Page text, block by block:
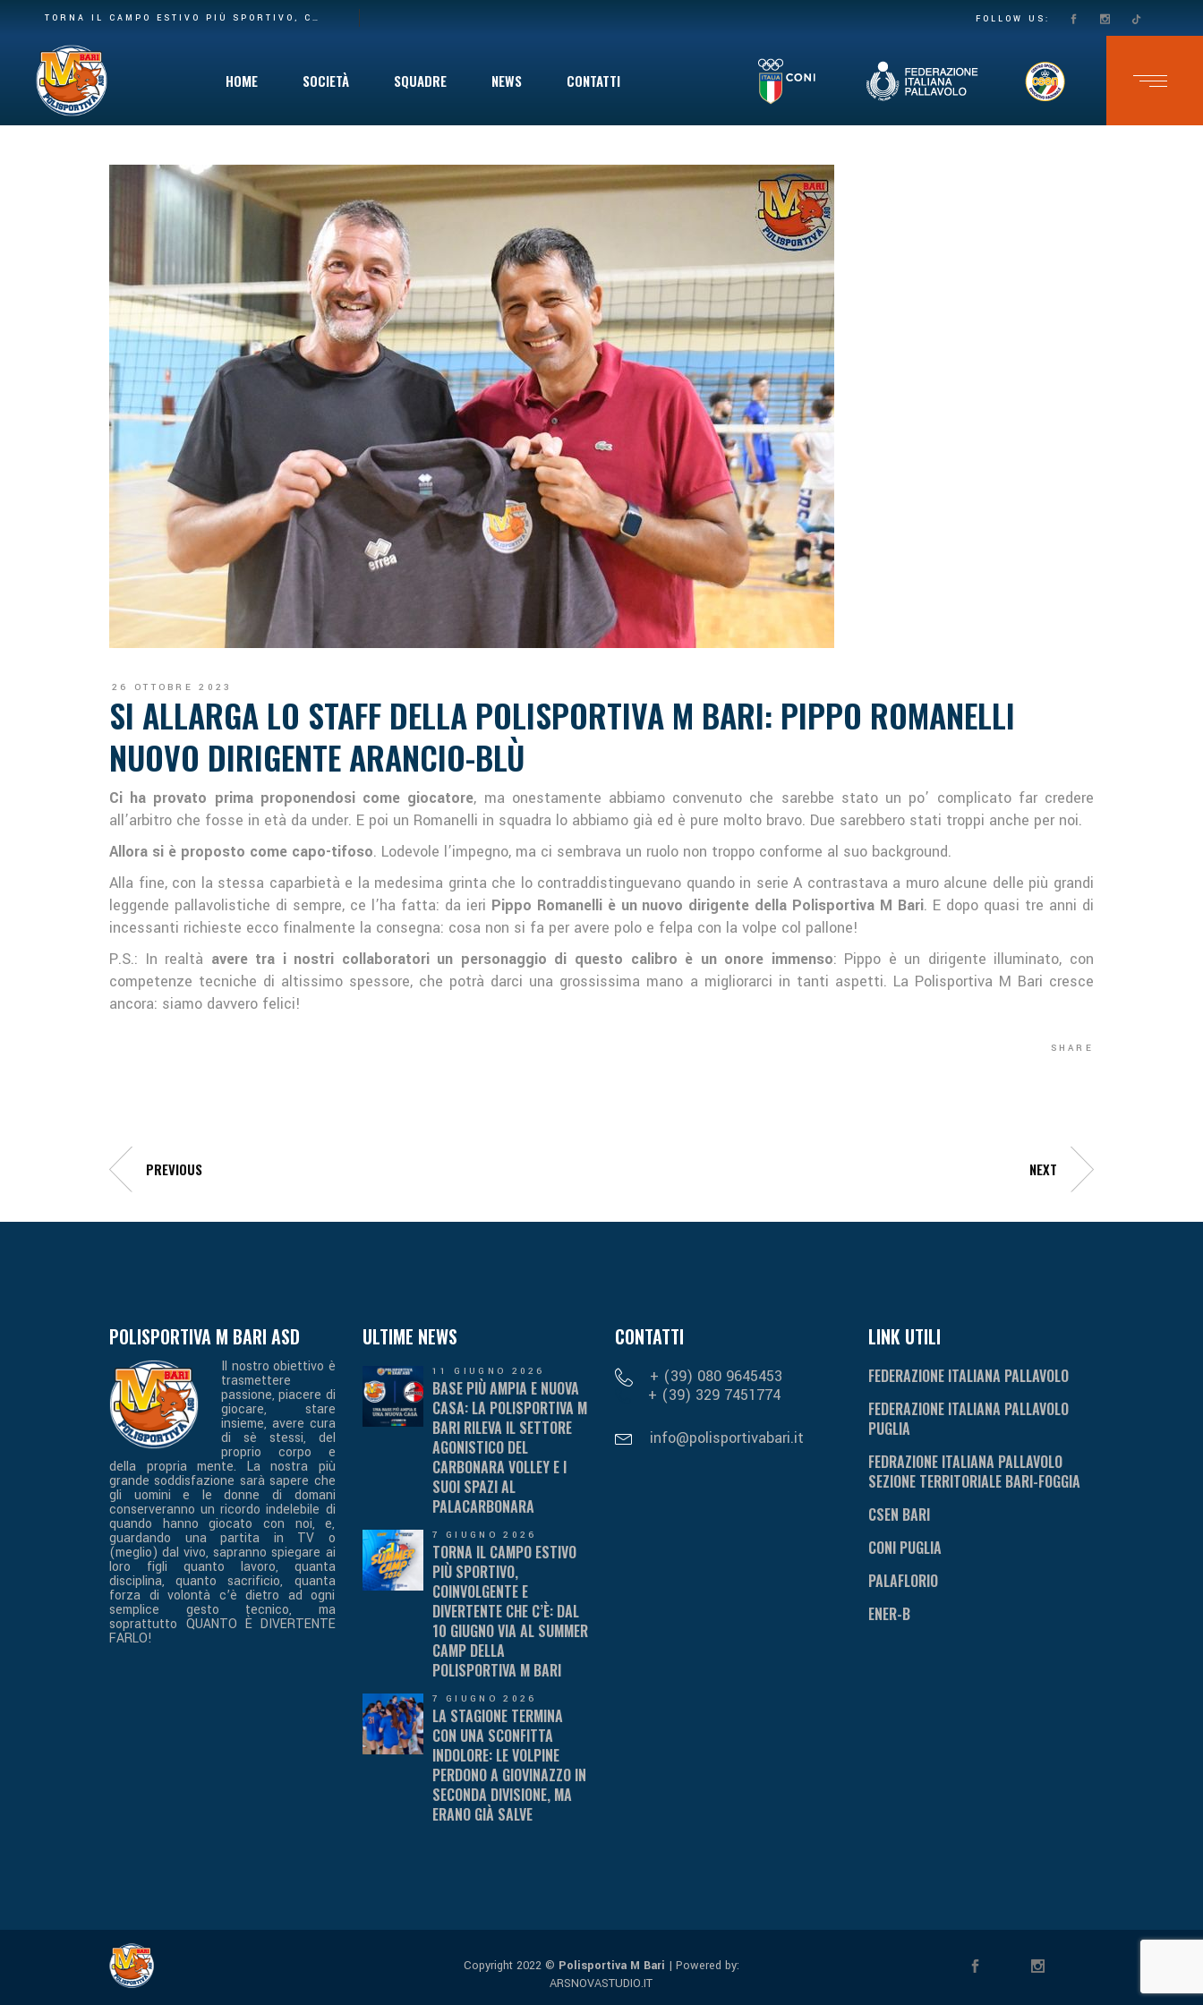
TORNA IL CAMPO ESTIVO PIÙ SPORTIVO, COINVOLGENTE E DIVERTENTE CHE C’È: DAL 10 GIUGNO VIA AL SUMMER CAMP DELLA POLISPORTIVA M BARI FOLLOW US:
HOME SOCIETÀ
Storia
Mission
Safeguarding
Cinque per Mille
Privacy Policy
SQUADRE NEWS CONTATTI
26 OTTOBRE 2023
SI ALLARGA LO STAFF DELLA POLISPORTIVA M BARI: PIPPO ROMANELLI
NUOVO DIRIGENTE ARANCIO-BLÙ
Ci ha provato prima proponendosi come giocatore, ma onestamente abbiamo convenuto che sarebbe stato un po’ complicato far credere
all’arbitro che fosse in età da under. E poi un Romanelli in squadra lo abbiamo già ed è pure molto bravo. Due sarebbero stati troppi anche per noi.
Allora si è proposto come capo-tifoso. Lodevole l’impegno, ma ci sembrava un ruolo non troppo conforme al suo background.
Alla fine, con la stessa caparbietà e la medesima grinta che lo contraddistinguevano quando in serie A contrastava a muro alcune delle più grandi
leggende pallavolistiche di sempre, ce l’ha fatta: da ieri Pippo Romanelli è un nuovo dirigente della Polisportiva M Bari. E dopo quasi tre anni di
incessanti richieste ecco finalmente la consegna: cosa non si fa per avere polo e felpa con la volpe col pallone!
P.S.: In realtà avere tra i nostri collaboratori un personaggio di questo calibro è un onore immenso: Pippo è un dirigente illuminato, con
competenze tecniche di altissimo spessore, che potrà darci una grossissima mano a migliorarci in tanti aspetti. La Polisportiva M Bari cresce
ancora: siamo davvero felici!
SHARE
PREVIOUS NEXT
POLISPORTIVA M BARI ASD
Il nostro obiettivo è
trasmettere
passione, piacere di
giocare, stare
insieme, avere cura
di sè stessi, del
proprio corpo e
della propria mente. La nostra più
grande soddisfazione sarà sapere che
gli uomini e le donne di domani
conserveranno un ricordo indelebile di
quando hanno giocato con noi, e,
guardando una partita in TV o
(meglio) dal vivo, sapranno spiegare ai
loro figli quanto lavoro, quanta
disciplina, quanto sacrificio, quanta
forza di volontà c’è dietro ad ogni
semplice gesto tecnico, ma
soprattutto QUANTO È DIVERTENTE
FARLO!
ULTIME NEWS
11 GIUGNO 2026
BASE PIÙ AMPIA E NUOVA
CASA: LA POLISPORTIVA M
BARI RILEVA IL SETTORE
AGONISTICO DEL
CARBONARA VOLLEY E I
SUOI SPAZI AL
PALACARBONARA
7 GIUGNO 2026
TORNA IL CAMPO ESTIVO
PIÙ SPORTIVO,
COINVOLGENTE E
DIVERTENTE CHE C’È: DAL
10 GIUGNO VIA AL SUMMER
CAMP DELLA
POLISPORTIVA M BARI
7 GIUGNO 2026
LA STAGIONE TERMINA
CON UNA SCONFITTA
INDOLORE: LE VOLPINE
PERDONO A GIOVINAZZO IN
SECONDA DIVISIONE, MA
ERANO GIÀ SALVE
CONTATTI
+ (39) 080 9645453
+ (39) 329 7451774
info@polisportivabari.it
LINK UTILI
FEDERAZIONE ITALIANA PALLAVOLO
FEDERAZIONE ITALIANA PALLAVOLO
PUGLIA
FEDRAZIONE ITALIANA PALLAVOLO
SEZIONE TERRITORIALE BARI-FOGGIA
CSEN BARI
CONI PUGLIA
PALAFLORIO
ENER-B
Copyright 2022 © Polisportiva M Bari | Powered by:
ARSNOVASTUDIO.IT